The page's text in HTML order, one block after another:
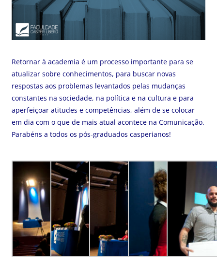
Retornar à academia é um processo importante para se
atualizar sobre conhecimentos, para buscar novas
respostas aos problemas levantados pelas mudanças
constantes na sociedade, na política e na cultura e para
aperfeiçoar atitudes e competências, além de se colocar
em dia com o que de mais atual acontece na Comunicação.
Parabéns a todos os pós-graduados casperianos!